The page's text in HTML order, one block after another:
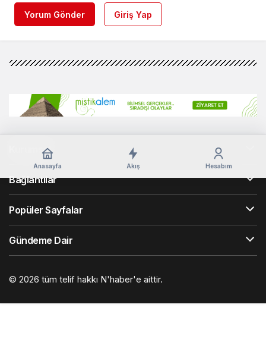
Yorum Gönder Giriş Yap
Anasayfa Akış Hesabım
Kurumsal
Bağlantılar
Popüler Sayfalar
Gündeme Dair
© 2026 tüm telif hakkı N'haber'e aittir.